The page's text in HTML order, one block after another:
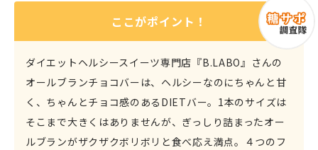
ここがポイント！
ダイエットヘルシースイーツ専門店『B.LABO』さんの
オールブランチョコバーは、ヘルシーなのにちゃんと甘
く、ちゃんとチョコ感のあるDIETバー。1本のサイズは
そこまで大きくはありませんが、ぎっしり詰まったオー
ルブランがザクザクボリボリと食べ応え満点。４つのフ